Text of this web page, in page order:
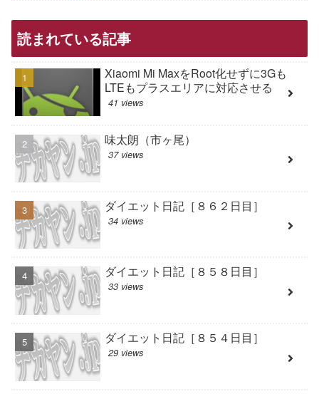
読まれている記事
Xiaomi Mi MaxをRoot化せずに3Gも
LTEもプラスエリアに対応させる
41 views
味太朗（市ヶ尾）
37 views
ダイエット日記［８６２日目］
34 views
ダイエット日記［８５８日目］
33 views
ダイエット日記［８５４日目］
29 views